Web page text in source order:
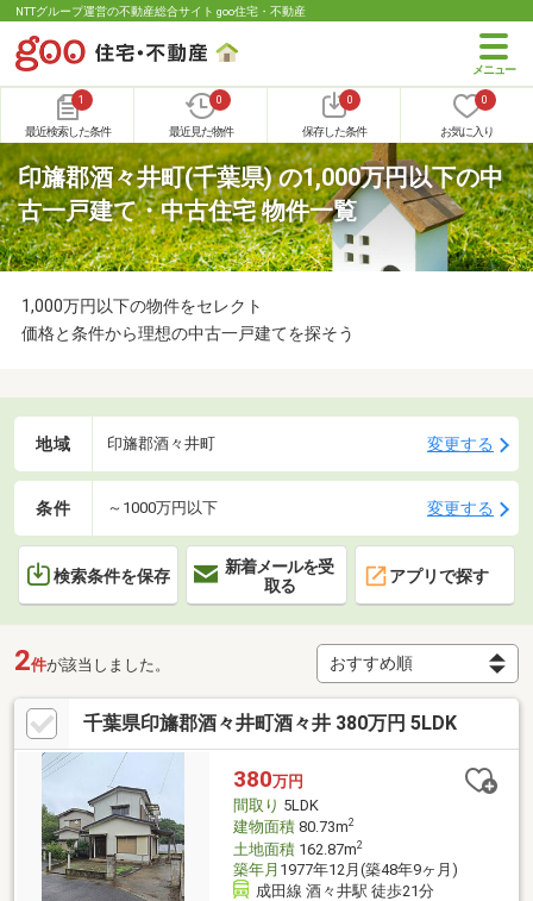
NTTグループ運営の不動産総合サイト goo住宅・不動産
1
最近検索した条件
0
最近見た物件
0
保存した条件
0
お気に入り
印旛郡酒々井町(千葉県) の1,000万円以下の中
古一戸建て・中古住宅 物件一覧
1,000万円以下の物件をセレクト
価格と条件から理想の中古一戸建てを探そう
地域 印旛郡酒々井町 変更する
条件 ～1000万円以下 変更する
検索条件を保存
新着メールを受
取る
アプリで探す
2件が該当しました。
千葉県印旛郡酒々井町酒々井 380万円 5LDK
380万円
間取り 5LDK
建物面積80.73m2
土地面積162.87m2
築年月 1977年12月(築48年9ヶ月)
成田線 酒々井駅 徒歩21分